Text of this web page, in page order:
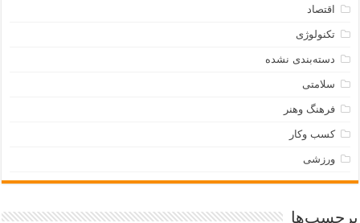
اقتصاد
تکنولوژی
دسته‌بندی نشده
سلامتی
فرهنگ وهنر
کسب وکار
ورزشی
برچسب‌ها